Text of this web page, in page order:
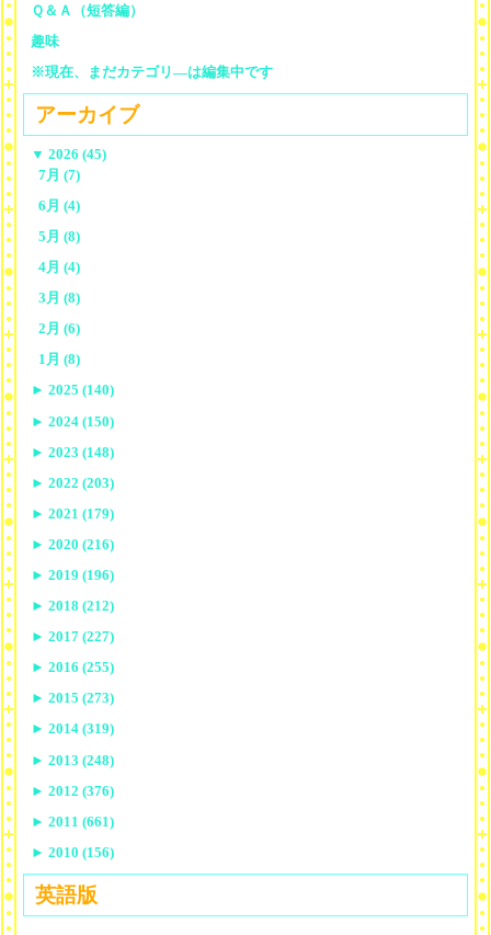
Ｑ＆Ａ（短答編）
趣味
※現在、まだカテゴリ—は編集中です
アーカイブ
▼ 2026 (45)
7月 (7)
6月 (4)
5月 (8)
4月 (4)
3月 (8)
2月 (6)
1月 (8)
► 2025 (140)
► 2024 (150)
► 2023 (148)
► 2022 (203)
► 2021 (179)
► 2020 (216)
► 2019 (196)
► 2018 (212)
► 2017 (227)
► 2016 (255)
► 2015 (273)
► 2014 (319)
► 2013 (248)
► 2012 (376)
► 2011 (661)
► 2010 (156)
英語版